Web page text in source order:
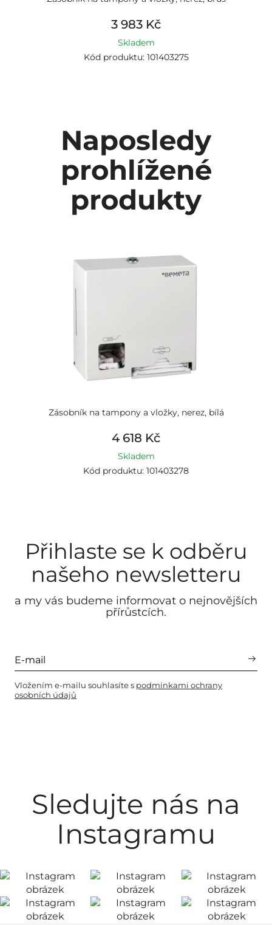
3 983 Kč
Skladem
Kód produktu: 101403275
Naposledy
prohlížené
produkty
Zásobník na tampony a vložky, nerez, bílá
4 618 Kč
Skladem
Kód produktu: 101403278
Přihlaste se k odběru
našeho newsletteru
a my vás budeme informovat o nejnovějších
přírůstcích.
Vložením e-mailu souhlasíte s podmínkami ochrany
osobních údajů
Sledujte nás na
Instagramu